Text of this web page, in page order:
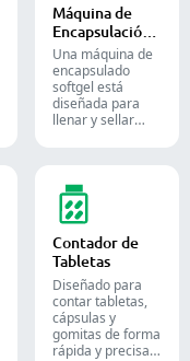
Máquina de
Encapsulación
de Softgel
Una máquina de
encapsulado
softgel está
diseñada para
llenar y sellar
cápsulas blandas
de gelatina.
Contador de
Tabletas
Diseñado para
contar tabletas,
cápsulas y
gomitas de forma
rápida y precisa.